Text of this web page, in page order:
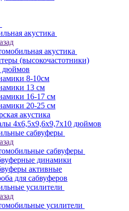
акустика
акустика
(высокочастотники)
дюймов
8-10см
13 см
16-17 см
20-25 см
акустика
4х6,5х9,6x9,7х10 дюймов
сабвуферы
сабвуферы
динамики
активные
для сабвуферов
усилители
усилители